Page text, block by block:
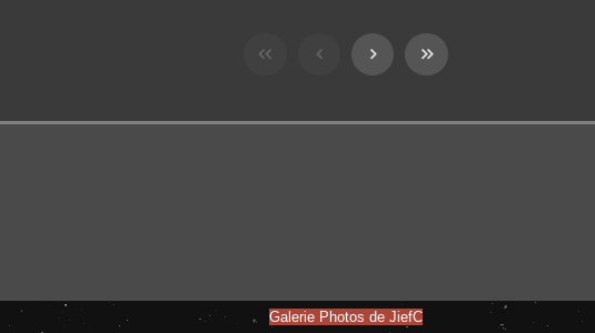
Galerie Photos de JiefC